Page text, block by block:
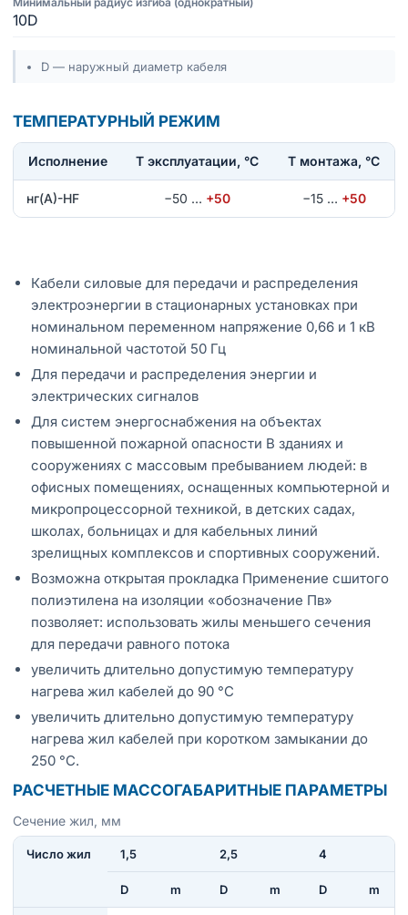
10D
D — наружный диаметр кабеля
ТЕМПЕРАТУРНЫЙ РЕЖИМ
Исполнение T эксплуатации, °С Т монтажа, °С
нг(А)-HF −50 … +50 −15 … +50
Кабели силовые для передачи и распределения
электроэнергии в стационарных установках при
номинальном переменном напряжение 0,66 и 1 кВ
номинальной частотой 50 Гц
Для передачи и распределения энергии и
электрических сигналов
Для систем энергоснабжения на объектах
повышенной пожарной опасности В зданиях и
сооружениях с массовым пребыванием людей: в
офисных помещениях, оснащенных компьютерной и
микропроцессорной техникой, в детских садах,
школах, больницах и для кабельных линий
зрелищных комплексов и спортивных сооружений.
Возможна открытая прокладка Применение сшитого
полиэтилена на изоляции «обозначение Пв»
позволяет: использовать жилы меньшего сечения
для передачи равного потока
увеличить длительно допустимую температуру
нагрева жил кабелей до 90 °С
увеличить длительно допустимую температуру
нагрева жил кабелей при коротком замыкании до
250 °С.
РАСЧЕТНЫЕ МАССОГАБАРИТНЫЕ ПАРАМЕТРЫ
Сечение жил, мм
Число жил 1,5 2,5 4
D m D m D m